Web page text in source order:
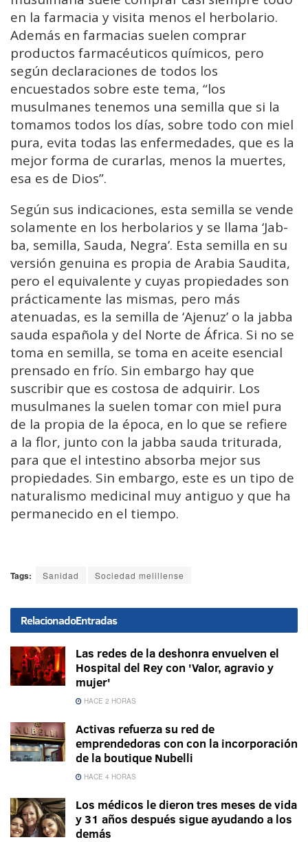
en la farmacia y visita menos el herbolario.
Además en farmacias suelen comprar
productos farmacéuticos químicos, pero
según declaraciones de todos los
encuestados sobre este tema, “los
musulmanes tenemos una semilla que si la
tomamos todos los días, sobre todo con miel
pura, evita todas las enfermedades, que es la
mejor forma de curarlas, menos la muertes,
esa es de Dios”.
Según sus indicaciones, esta semilla se vende
solamente en los herbolarios y se llama ‘Jab-
ba, semilla, Sauda, Negra’. Esta semilla en su
versión genuina es propia de Arabia Saudita,
pero el equivalente y cuyas propiedades son
prácticamente las mismas, pero más
atenuadas, es la semilla de ‘Ajenuz’ o la jabba
sauda española y del Norte de África. Si no se
toma en semilla, se toma en aceite esencial
prensado en frío. Sin embargo hay que
suscribir que es costosa de adquirir. Los
musulmanes la suelen tomar con miel pura
de la propia de la época, en lo que se refiere
a la flor, junto con la jabba sauda triturada,
para que el intestino absorba mejor sus
propiedades. Sin embargo, este es un tipo de
naturalismo medicinal muy antiguo y que ha
permanecido en el tiempo.
Tags: Sanidad Sociedad melillense
RelacionadoEntradas
Las redes de la deshonra envuelven el
Hospital del Rey con 'Valor, agravio y
mujer'
HACE 2 HORAS
Activas refuerza su red de
emprendedoras con con la incorporación
de la boutique Nubelli
HACE 4 HORAS
Los médicos le dieron tres meses de vida
y 31 años después sigue ayudando a los
demás